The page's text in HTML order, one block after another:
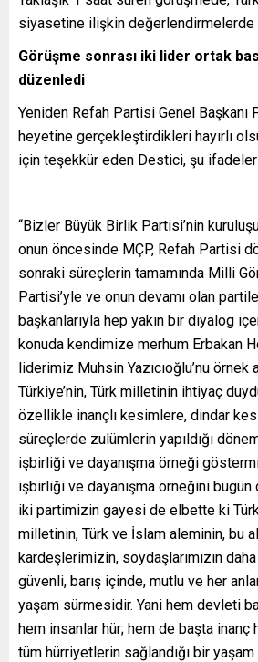
siyasetine ilişkin değerlendirmelerde
Görüşme sonrası iki lider ortak
düzenledi
Yeniden Refah Partisi Genel Başkanı
heyetine gerçekleştirdikleri hayırlı
için teşekkür eden Destici, şu
“Bizler Büyük Birlik Partisi’nin
onun öncesinde MÇP, Refah Partisi
sonraki süreçlerin tamamında Milli
Partisi’yle ve onun devamı olan
başkanlarıyla hep yakın bir diyalog
konuda kendimize merhum Erbakan
liderimiz Muhsin Yazıcıoğlu’nu örnek
Türkiye’nin, Türk milletinin ihtiyaç
özellikle inançlı kesimlere, dindar
süreçlerde zulümlerin yapıldığı
işbirliği ve dayanışma örneği
işbirliği ve dayanışma örneğini
iki partimizin gayesi de elbette ki
milletinin, Türk ve İslam aleminin, bu
kardeşlerimizin, soydaşlarımızın
güvenli, barış içinde, mutlu ve her
yaşam sürmesidir. Yani hem devleti
hem insanlar hür; hem de başta
tüm hürriyetlerin sağlandığı bir